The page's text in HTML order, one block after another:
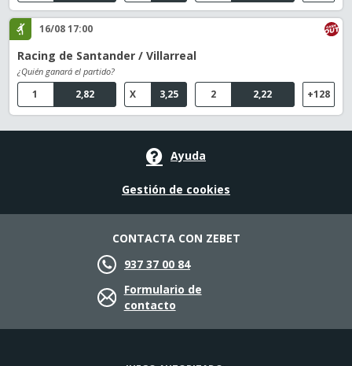
16/08 17:00
Racing de Santander / Villarreal
¿Quién ganará el partido?
2,82
1 3,25
X 2,22
2 +128
Ayuda
Gestión de cookies
CONTACTA CON ZEBET
937 37 00 84
Formulario de
contacto